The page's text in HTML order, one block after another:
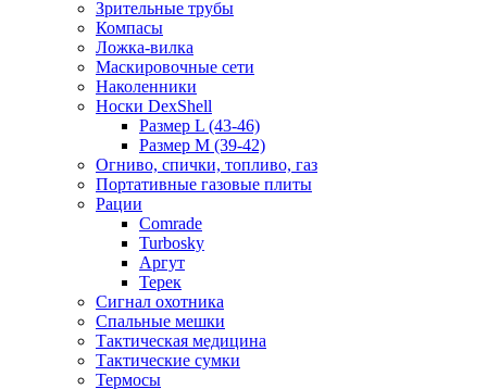
Зрительные трубы
Компасы
Ложка-вилка
Маскировочные сети
Наколенники
Носки DexShell
Размер L (43-46)
Размер M (39-42)
Огниво, спички, топливо, газ
Портативные газовые плиты
Рации
Comrade
Turbosky
Аргут
Терек
Сигнал охотника
Спальные мешки
Тактическая медицина
Тактические сумки
Термосы